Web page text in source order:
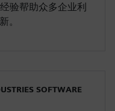
验帮助众多企业利
。
SOFTWARE